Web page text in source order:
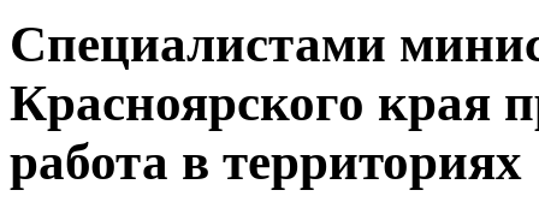
Специалистами
Красноярского края
работа в территориях